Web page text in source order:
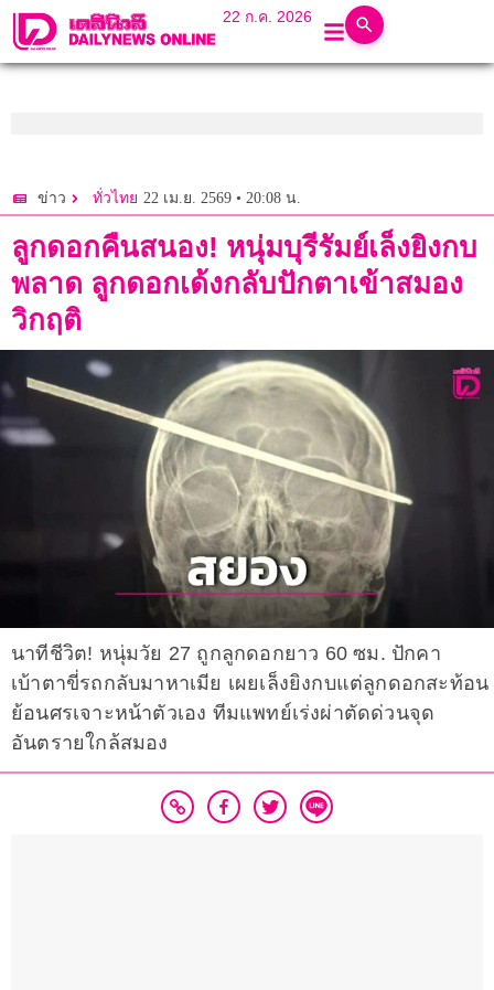
22 ก.ค. 2026
ข่าว ทั่วไทย 22 เม.ย. 2569 • 20:08 น.
ลูกดอกคืนสนอง! หนุ่มบุรีรัมย์เล็งยิงกบ
พลาด ลูกดอกเด้งกลับปักตาเข้าสมอง
วิกฤติ
นาทีชีวิต! หนุ่มวัย 27 ถูกลูกดอกยาว 60 ซม. ปักคา
เบ้าตาขี่รถกลับมาหาเมีย เผยเล็งยิงกบแต่ลูกดอกสะท้อน
ย้อนศรเจาะหน้าตัวเอง ทีมแพทย์เร่งผ่าตัดด่วนจุด
อันตรายใกล้สมอง